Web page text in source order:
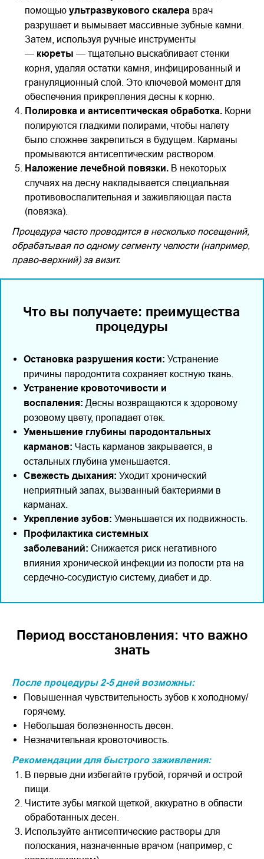
помощью ультразвукового скалера врач
разрушает и вымывает массивные зубные камни.
Затем, используя ручные инструменты
— кюреты — тщательно выскабливает стенки
корня, удаляя остатки камня, инфицированный и
грануляционный слой. Это ключевой момент для
обеспечения прикрепления десны к корню.
Полировка и антисептическая обработка. Корни
полируются гладкими полирами, чтобы налету
было сложнее закрепиться в будущем. Карманы
промываются антисептическим раствором.
Наложение лечебной повязки. В некоторых
случаях на десну накладывается специальная
противовоспалительная и заживляющая паста
(повязка).
Процедура часто проводится в несколько посещений,
обрабатывая по одному сегменту челюсти (например,
право-верхний) за визит.
Что вы получаете: преимущества
процедуры
Остановка разрушения кости: Устранение
причины пародонтита сохраняет костную ткань.
Устранение кровоточивости и
воспаления: Десны возвращаются к здоровому
розовому цвету, пропадает отек.
Уменьшение глубины пародонтальных
карманов: Часть карманов закрывается, в
остальных глубина уменьшается.
Свежесть дыхания: Уходит хронический
неприятный запах, вызванный бактериями в
карманах.
Укрепление зубов: Уменьшается их подвижность.
Профилактика системных
заболеваний: Снижается риск негативного
влияния хронической инфекции из полости рта на
сердечно-сосудистую систему, диабет и др.
Период восстановления: что важно
знать
После процедуры 2-5 дней возможны:
Повышенная чувствительность зубов к холодному/
горячему.
Небольшая болезненность десен.
Незначительная кровоточивость.
Рекомендации для быстрого заживления:
В первые дни избегайте грубой, горячей и острой
пищи.
Чистите зубы мягкой щеткой, аккуратно в области
обработанных десен.
Используйте антисептические растворы для
полоскания, назначенные врачом (например, с